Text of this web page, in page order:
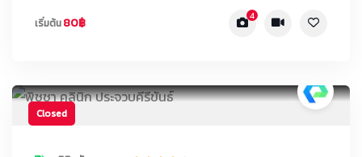
เริ่มต้น80฿ 4
Closed